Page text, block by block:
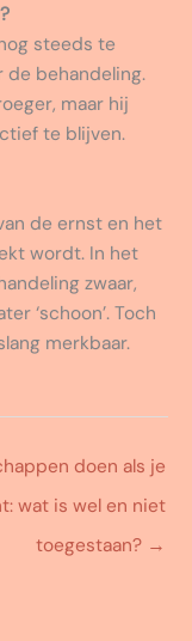
steeds te
de behandeling.
maar hij
te blijven.
de ernst en het
wordt. In het
zwaar,
‘schoon’. Toch
merkbaar.
doen als je
wat is wel en niet
toegestaan? →